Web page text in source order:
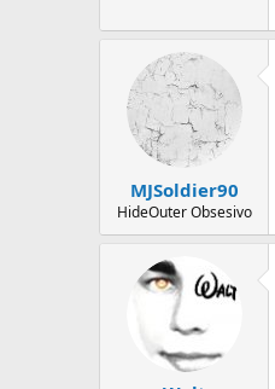
MJSoldier90
HideOuter Obsesivo